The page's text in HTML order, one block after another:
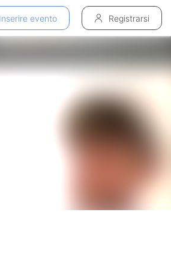
Inserire evento Registrarsi